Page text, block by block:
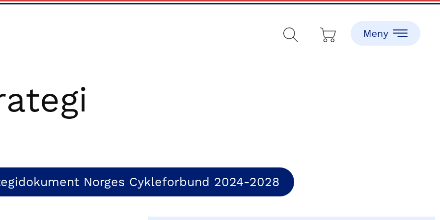
Norges Cykleforbund 2024-2028